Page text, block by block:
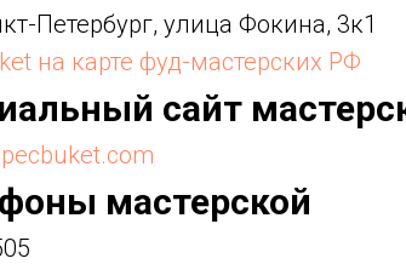
Петербург, улица Фокина, 3к1
на карте фуд-мастерских РФ
сайт
мастерской